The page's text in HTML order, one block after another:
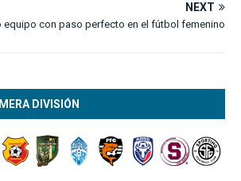
NEXT
equipo con paso perfecto en el fútbol femenino
DIVISIÓN